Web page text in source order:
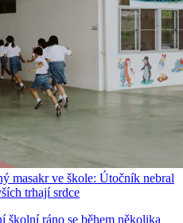
masakr ve škole: Útočník nebral
trhají srdce
školní ráno se během několika